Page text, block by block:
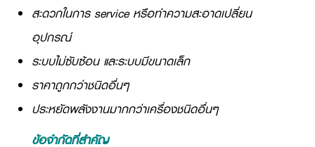
สะดวกในการ service หรือทำความสะอาดเปลี่ยน
อุปกรณ์
ระบบไม่ซับซ้อน และระบบมีขนาดเล็ก
ราคาถูกกว่าชนิดอื่นๆ
ประหยัดพลังงานมากกว่าเครื่องชนิดอื่นๆ
ข้อจำกัดที่สำคัญ